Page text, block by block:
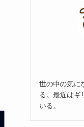
世の中の気に
る。最近はギ
いる。